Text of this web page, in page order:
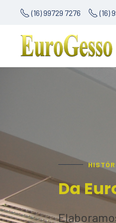
(16) 99729 7276 (16)
Da